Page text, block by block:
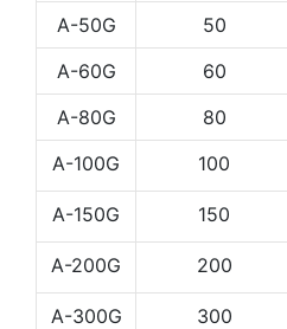
A-50G
50
A-60G
60
A-80G
80
A-100G
100
A-150G 150
A-200G 200
A-300G 300